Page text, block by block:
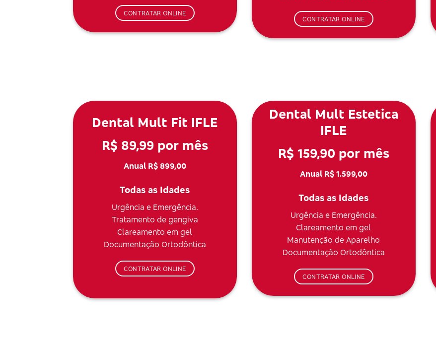
CONTRATAR ONLINE
CONTRATAR ONLINE
Dental Mult Fit IFLE
R$ 89,99 por mês
Anual R$ 899,00
Todas as Idades
Urgência e Emergência.
Tratamento de gengiva
Clareamento em gel
Documentação Ortodôntica
CONTRATAR ONLINE
Dental Mult Estetica
IFLE
R$ 159,90 por mês
Anual R$ 1.599,00
Todas as Idades
Urgência e Emergência.
Clareamento em gel
Manutenção de Aparelho
Documentação Ortodôntica
CONTRATAR ONLINE